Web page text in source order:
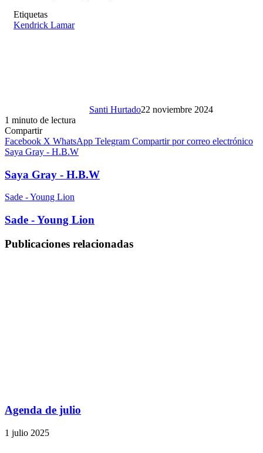
Etiquetas
Kendrick Lamar
Santi Hurtado22 noviembre 2024
1 minuto de lectura
Compartir
Facebook X WhatsApp Telegram Compartir por correo electrónico
Saya Gray - H.B.W
Saya Gray - H.B.W
Sade - Young Lion
Sade - Young Lion
Publicaciones relacionadas
Agenda de julio
1 julio 2025